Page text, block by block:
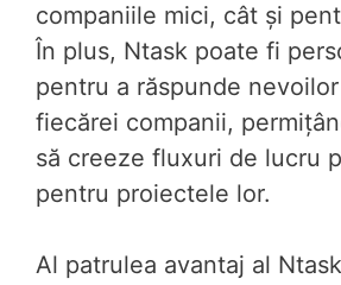
companiile mici, cât și
În plus, Ntask poate fi
pentru a răspunde
fiecărei companii,
să creeze fluxuri de lucru
pentru proiectele lor.
Al patrulea avantaj al